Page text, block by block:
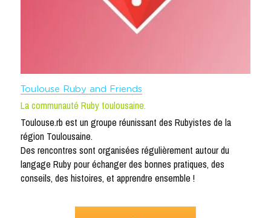
Toulouse Ruby and Friends
La communauté Ruby toulousaine.
Toulouse.rb est un groupe réunissant des Rubyistes de la
région Toulousaine.
Des rencontres sont organisées régulièrement autour du
langage Ruby pour échanger des bonnes pratiques, des
conseils, des histoires, et apprendre ensemble !